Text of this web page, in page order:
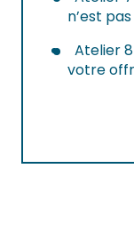
n’est
Atelier
votre